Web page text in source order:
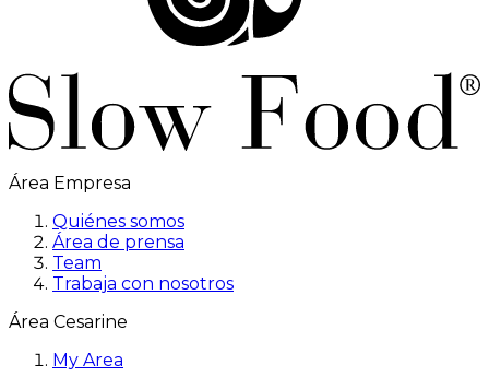
Área Empresa
Quiénes somos
Área de prensa
Team
Trabaja con nosotros
Área Cesarine
My Area